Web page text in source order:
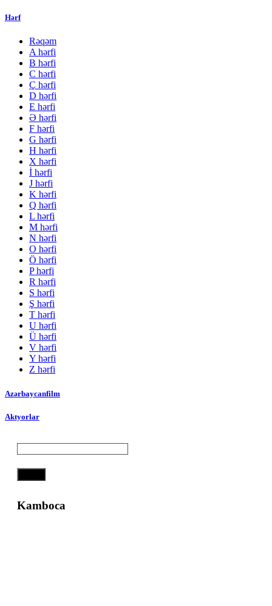
Hərf
Rəqəm
A hərfi
B hərfi
C hərfi
Ç hərfi
D hərfi
E hərfi
Ə hərfi
F hərfi
G hərfi
H hərfi
X hərfi
İ hərfi
J hərfi
K hərfi
Q hərfi
L hərfi
M hərfi
N hərfi
O hərfi
Ö hərfi
P hərfi
R hərfi
S hərfi
Ş hərfi
T hərfi
U hərfi
Ü hərfi
V hərfi
Y hərfi
Z hərfi
Azərbaycanfilm
Aktyorlar
Kamboca